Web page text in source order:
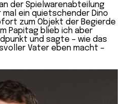
der Spielwarenabteilung
ein quietschender Dino
zum Objekt der Begierde
Papitag blieb ich aber
und sagte – wie das
Vater eben macht –